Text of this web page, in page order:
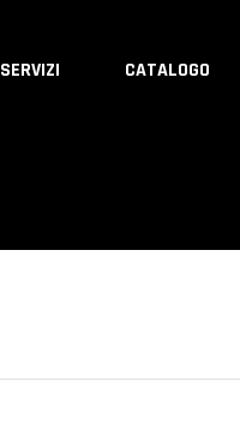
SERVIZI CATALOGO